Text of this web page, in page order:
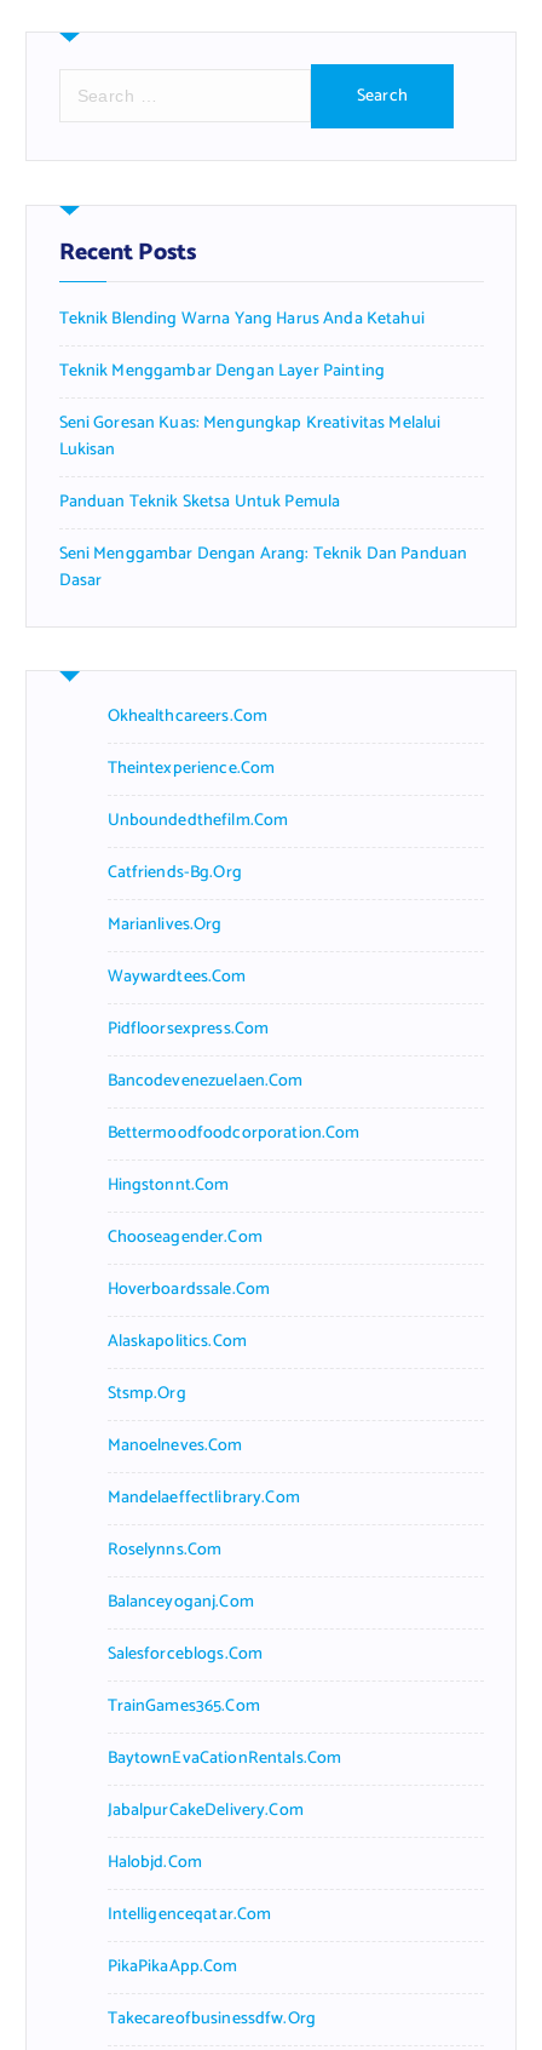
r
h
f
o
:
Recent Posts
Teknik Blending Warna Yang Harus Anda Ketahui
Teknik Menggambar Dengan Layer Painting
Seni Goresan Kuas: Mengungkap Kreativitas Melalui
Lukisan
Panduan Teknik Sketsa Untuk Pemula
Seni Menggambar Dengan Arang: Teknik Dan Panduan
Dasar
Okhealthcareers.com
Theintexperience.com
Unboundedthefilm.com
Catfriends-Bg.org
Marianlives.org
Waywardtees.com
Pidfloorsexpress.com
Bancodevenezuelaen.com
Bettermoodfoodcorporation.com
Hingstonnt.com
Chooseagender.com
Hoverboardssale.com
Alaskapolitics.com
Stsmp.org
Manoelneves.com
Mandelaeffectlibrary.com
Roselynns.com
Balanceyoganj.com
Salesforceblogs.com
TrainGames365.com
BaytownEvaCationRentals.com
JabalpurCakeDelivery.com
Halobjd.com
Intelligenceqatar.com
PikaPikaApp.com
Takecareofbusinessdfw.org